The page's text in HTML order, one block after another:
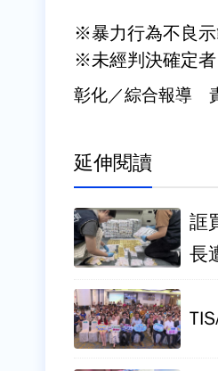
※暴力行為不良
※未經判決確定
彰化／綜合報導
延伸閱讀
誆
長